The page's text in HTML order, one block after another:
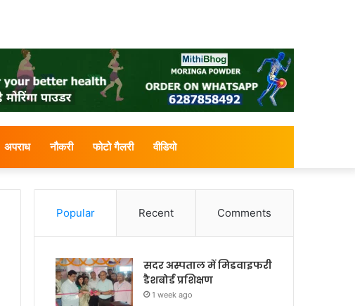
अपराध नौकरी फोटो गैलरी वीडियो
Popular Recent Comments
सदर अस्पताल में मिडवाइफरी
डैशबोर्ड प्रशिक्षण
1 week ago